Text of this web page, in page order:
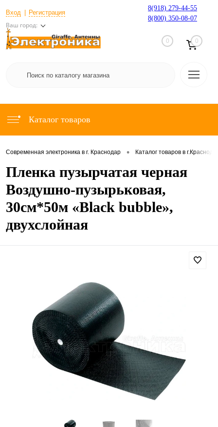
Вход Регистрация
Ваш город:
8(918) 279-44-55
8(800) 350-08-07
0 0
Каталог товаров
Современная электроника в г. Краснодар • Каталог товаров в
Пленка пузырчатая черная
Воздушно-пузырьковая,
30см*50м «Black bubble»,
двухслойная